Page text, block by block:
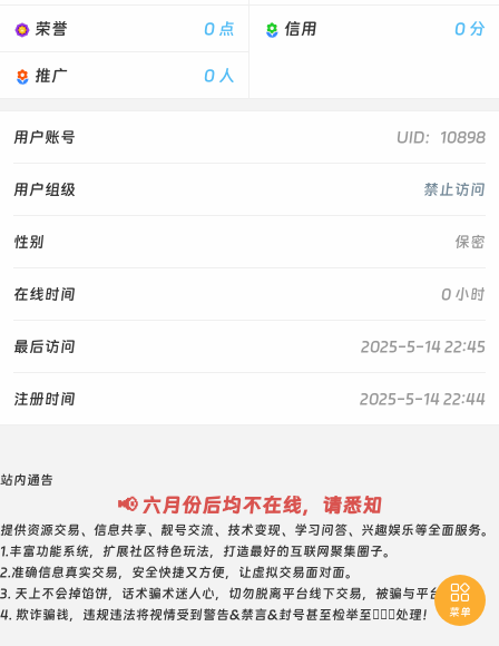
0 点
荣誉 0 分
信用
0 人
推广
UID：10898
用户账号
禁止访问
用户组级
保密
性别
0 小时
在线时间
2025-5-14 22:45
最后访问
2025-5-14 22:44
注册时间

菜单
站内通告
📢 六月份后均不在线，请悉知
提供资源交易、信息共享、靓号交流、技术变现、学习问答、兴趣娱乐等全面服务。
1.丰富功能系统，扩展社区特色玩法，打造最好的互联网聚集圈子。
2.准确信息真实交易，安全快捷又方便，让虚拟交易面对面。
3. 天上不会掉馅饼，话术骗术迷人心，切勿脱离平台线下交易，被骗与平台无关！
4. 欺诈骗钱，违规违法将视情受到警告&禁言&封号甚至检举至👮🏻‍♀️处理！